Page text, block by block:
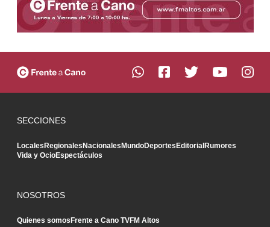
SECCIONES
LocalesRegionalesNacionalesMundoDeportesEditorialRumores
Vida y OcioEspectáculos
NOSOTROS
Quienes somosFrente a Cano TVFM Altos